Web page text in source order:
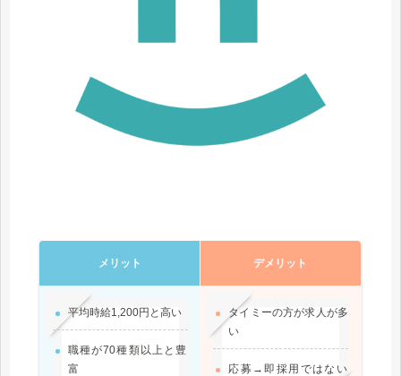
メリット
平均時給1,200円と高い
職種が70種類以上と豊
富
デメリット
タイミーの方が求人が多
い
応募→即採用ではない